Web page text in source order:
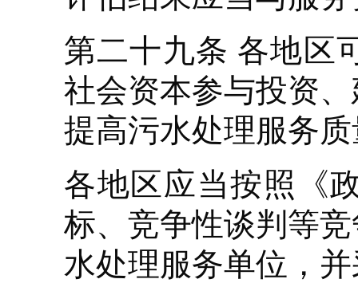
第二十九条 各地区
社会资本参与投资
提高污水处理服务
各地区应当按照《
标、竞争性谈判等
水处理服务单位，